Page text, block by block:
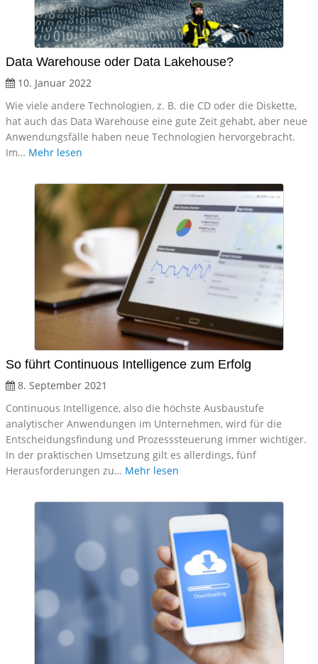
Data Warehouse oder Data Lakehouse?
10. Januar 2022
Wie viele andere Technologien, z. B. die CD oder die Diskette,
hat auch das Data Warehouse eine gute Zeit gehabt, aber neue
Anwendungsfälle haben neue Technologien hervorgebracht.
Im… Mehr lesen
So führt Continuous Intelligence zum Erfolg
8. September 2021
Continuous Intelligence, also die höchste Ausbaustufe
analytischer Anwendungen im Unternehmen, wird für die
Entscheidungsfindung und Prozesssteuerung immer wichtiger.
In der praktischen Umsetzung gilt es allerdings, fünf
Herausforderungen zu… Mehr lesen